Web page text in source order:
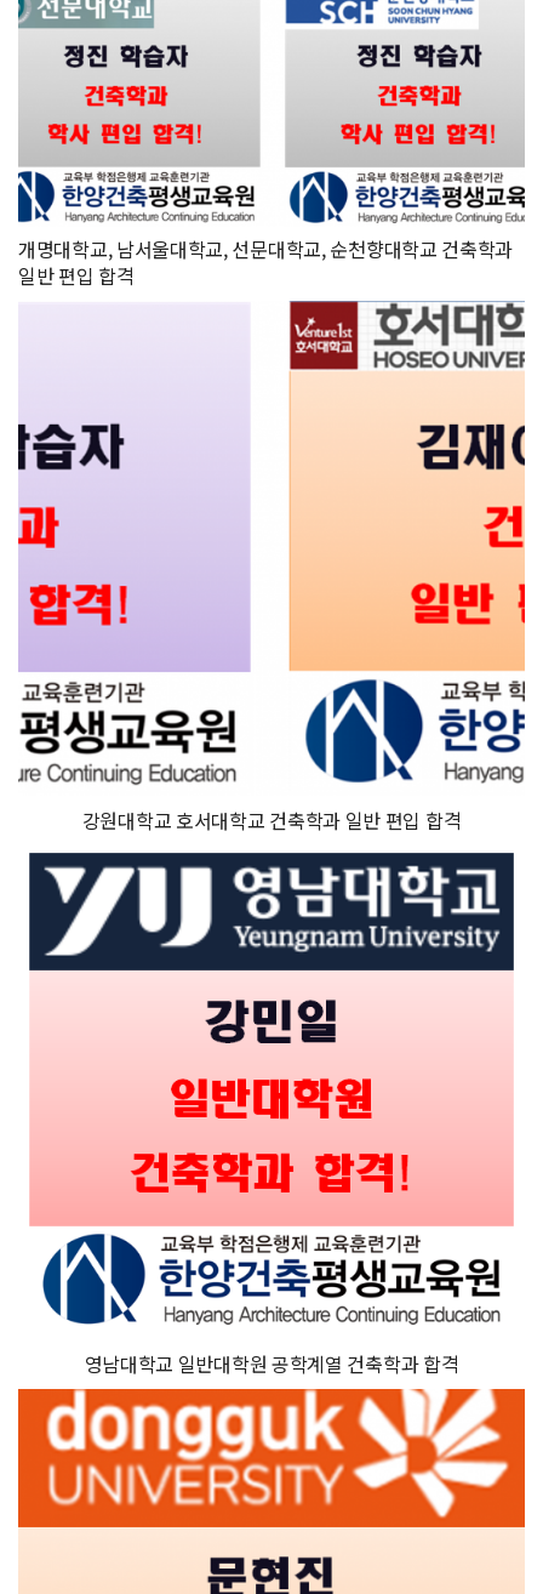
개명대학교, 남서울대학교, 선문대학교, 순천향대학교 건축학과
일반 편입 합격
강원대학교 호서대학교 건축학과 일반 편입 합격
영남대학교 일반대학원 공학계열 건축학과 합격